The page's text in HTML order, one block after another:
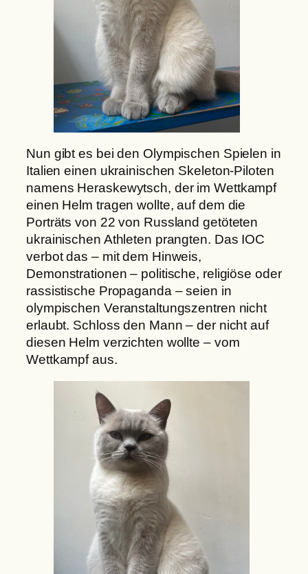
Nun gibt es bei den Olympischen Spielen in
Italien einen ukrainischen Skeleton-Piloten
namens Heraskewytsch, der im Wettkampf
einen Helm tragen wollte, auf dem die
Porträts von 22 von Russland getöteten
ukrainischen Athleten prangten. Das IOC
verbot das – mit dem Hinweis,
Demonstrationen – politische, religiöse oder
rassistische Propaganda – seien in
olympischen Veranstaltungszentren nicht
erlaubt. Schloss den Mann – der nicht auf
diesen Helm verzichten wollte – vom
Wettkampf aus.